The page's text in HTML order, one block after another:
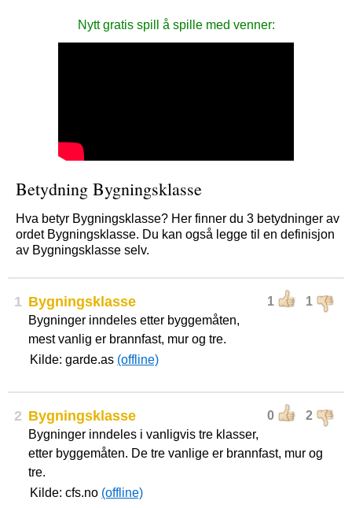
Nytt gratis spill å spille med venner:
Betydning Bygningsklasse
Hva betyr Bygningsklasse? Her finner du 3 betydninger av
ordet Bygningsklasse. Du kan også legge til en definisjon
av Bygningsklasse selv.
1 1 1
Bygningsklasse
Bygninger inndeles etter byggemåten,
mest vanlig er brannfast, mur og tre.
Kilde: garde.as (offline)
2 0 2
Bygningsklasse
Bygninger inndeles i vanligvis tre klasser,
etter byggemåten. De tre vanlige er brannfast, mur og
tre.
Kilde: cfs.no (offline)